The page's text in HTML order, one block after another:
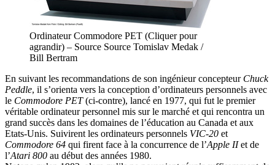
Ordinateur Commodore PET (Cliquer pour
agrandir) – Source Source Tomislav Medak /
Bill Bertram
En suivant les recommandations de son ingénieur concepteur Chuck
Peddle, il s’orienta vers la conception d’ordinateurs personnels avec
le Commodore PET(ci-contre), lancé en 1977, qui fut le premier
véritable ordinateur personnel mis sur le marché et qui rencontra un
grand succès dans les domaines de l’éducation au Canada et aux
Etats-Unis. Suivirent les ordinateurs personnels VIC-20 et
Commodore 64 qui firent face à la concurrence de l’Apple IIet de
l’Atari 800 au début des années 1980.